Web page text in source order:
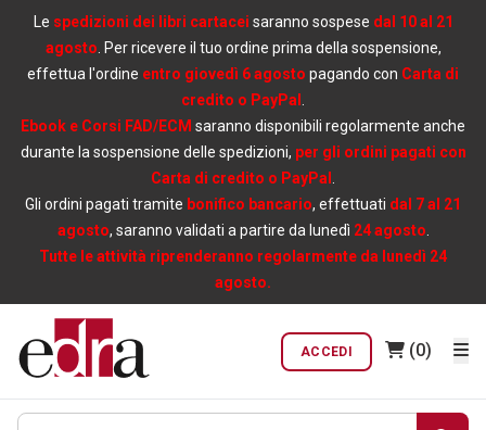
Le spedizioni dei libri cartacei saranno sospese dal 10 al 21
agosto . Per ricevere il tuo ordine prima della sospensione,
effettua l'ordine entro giovedì 6 agosto pagando con Carta di
credito o PayPal
Ebook e Corsi FAD/ECM saranno disponibili regolarmente anche
durante la sospensione delle spedizioni, per gli ordini pagati con
Carta di credito o PayPal
Gli ordini pagati tramite bonifico bancario, effettuati dal 7 al 21
agosto, saranno validati a partire da lunedì 24 agosto
Tutte le attività riprenderanno regolarmente da lunedì 24
agosto.
ACCEDI (0)